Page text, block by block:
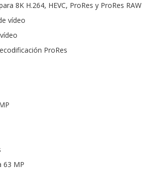
8K H.264, HEVC, ProRes y ProRes RAW
vídeo
ProRes
63 MP